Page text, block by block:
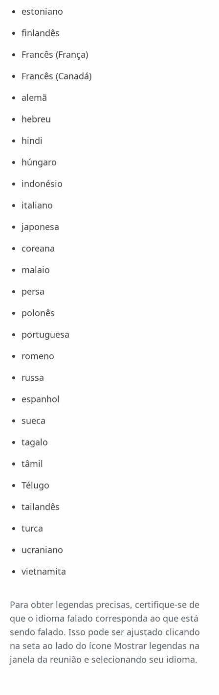
estoniano
finlandês
Francês (França)
Francês (Canadá)
alemã
hebreu
hindi
húngaro
indonésio
italiano
japonesa
coreana
malaio
persa
polonês
portuguesa
romeno
russa
espanhol
sueca
tagalo
tâmil
Télugo
tailandês
turca
ucraniano
vietnamita
Para obter legendas precisas, certifique-se de
que o idioma falado corresponda ao que está
sendo falado. Isso pode ser ajustado clicando
na seta ao lado do ícone Mostrar legendas na
janela da reunião e selecionando seu idioma.